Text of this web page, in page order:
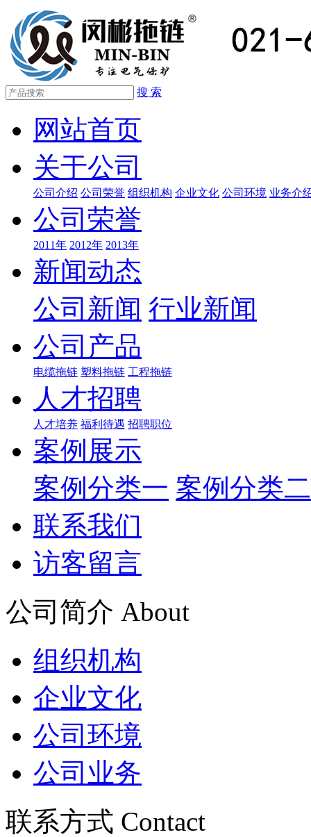
搜 索
网站首页
关于公司
公司介绍 公司荣誉 组织机构 企业文化 公司环境 业务介
公司荣誉
2011年 2012年 2013年
新闻动态
公司新闻 行业新闻
公司产品
电缆拖链 塑料拖链 工程拖链
人才招聘
人才培养 福利待遇 招聘职位
案例展示
案例分类一 案例分类二
联系我们
访客留言
公司简介 About
组织机构
企业文化
公司环境
公司业务
联系方式 Contact